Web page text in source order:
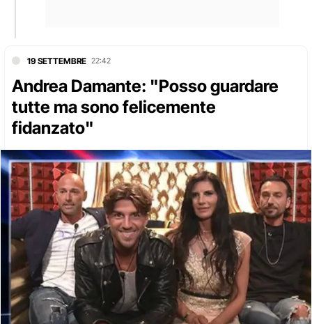
19 SETTEMBRE 22:42
Andrea Damante: "Posso guardare
tutte ma sono felicemente
fidanzato"